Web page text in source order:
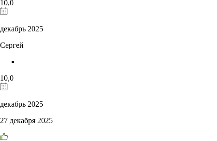
10,0
декабрь 2025
Сергей
10,0
декабрь 2025
27 декабря 2025